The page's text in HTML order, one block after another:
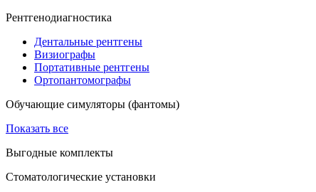
Рентгенодиагностика
Дентальные рентгены
Визиографы
Портативные рентгены
Ортопантомографы
Обучающие симуляторы (фантомы)
Показать все
Выгодные комплекты
Стоматологические установки